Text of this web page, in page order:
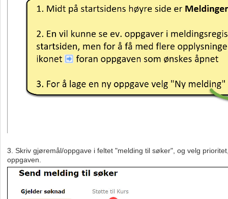
3. Skriv gjøremål/oppgave i feltet "melding til søker", og velg
oppgaven.